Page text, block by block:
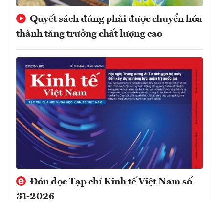
Quyết sách đúng phải được chuyển hóa
thành tăng trưởng chất lượng cao
Đón đọc Tạp chí Kinh tế Việt Nam số
31-2026